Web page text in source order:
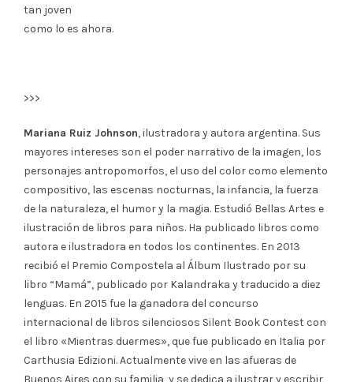
tan joven
como lo es ahora.
>>>
Mariana Ruiz Johnson, ilustradora y autora argentina. Sus
mayores intereses son el poder narrativo de la imagen, los
personajes antropomorfos, el uso del color como elemento
compositivo, las escenas nocturnas, la infancia, la fuerza
de la naturaleza, el humor y la magia. Estudió Bellas Artes e
ilustración de libros para niños. Ha publicado libros como
autora e ilustradora en todos los continentes. En 2013
recibió el Premio Compostela al Álbum Ilustrado por su
libro “Mamá”, publicado por Kalandraka y traducido a diez
lenguas. En 2015 fue la ganadora del concurso
internacional de libros silenciosos Silent Book Contest con
el libro «Mientras duermes», que fue publicado en Italia por
Carthusia Edizioni. Actualmente vive en las afueras de
Buenos Aires con su familia, y se dedica a ilustrar y escribir